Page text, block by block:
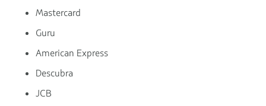
Mastercard
Guru
American Express
Descubra
JCB